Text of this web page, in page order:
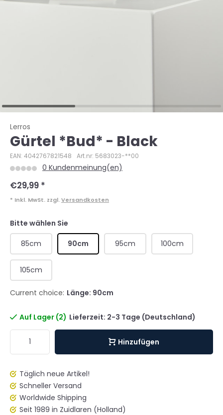
Lerros
Gürtel *Bud* - Black
EAN: 4042767821548 Art.nr: 5683023-**00
0 Kundenmeinung(en)
€29,99 *
* Inkl. MwSt. zzgl. Versandkosten
Bitte wählen Sie
85cm 90cm 95cm 100cm
105cm
Current choice: Länge: 90cm
Auf Lager (2) Lieferzeit: 2-3 Tage (Deutschland)
Hinzufügen
Täglich neue Artikel!
Schneller Versand
Worldwide Shipping
Seit 1989 in Zuidlaren (Holland)